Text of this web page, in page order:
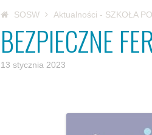
SOSW Aktualności - SZKOŁA
BEZPIECZNE
13 stycznia 2023